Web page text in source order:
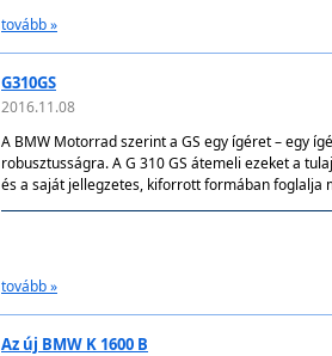
tovább »
G310GS
2016.11.08
A BMW Motorrad szerint a GS egy ígéret – egy
robusztusságra. A G 310 GS átemeli ezeket a
és a saját jellegzetes, kiforrott formában foglalja
tovább »
Az új BMW K 1600 B